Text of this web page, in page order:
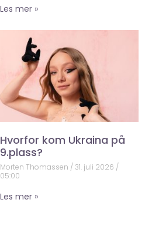
Les mer »
Hvorfor kom Ukraina på
9.plass?
Morten Thomassen
31. juli 2026
05:00
Les mer »